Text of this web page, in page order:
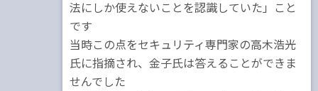
法にしか使えないことを認識していた」こと
です
当時この点をセキュリティ専門家の高木浩光
氏に指摘され、金子氏は答えることができま
せんでした